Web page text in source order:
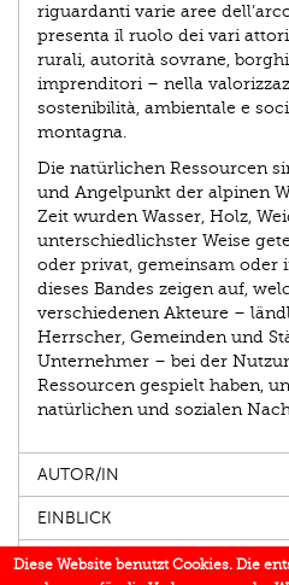
riguardanti varie aree
presenta il ruolo dei vari
rurali, autorità sovrane,
imprenditori – nella
sostenibilità, ambientale e
montagna.
Die natürlichen Ressourcen
und Angelpunkt der alpinen
Zeit wurden Wasser, Holz,
unterschiedlichster Weise
oder privat, gemeinsam oder
dieses Bandes zeigen auf,
verschiedenen Akteure –
Herrscher, Gemeinden und
Unternehmer – bei der
Ressourcen gespielt haben,
natürlichen und sozialen
AUTOR/IN
EINBLICK
IN DEN MEDIEN
Diese Website benutzt Cookies. Die